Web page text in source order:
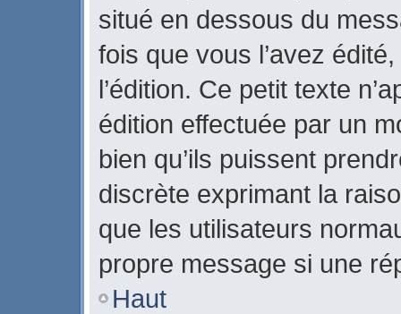
situé en dessous du
fois que vous l’avez
l’édition. Ce petit texte
édition effectuée par un
bien qu’ils puissent
discrète exprimant la
que les utilisateurs
propre message si une
Haut